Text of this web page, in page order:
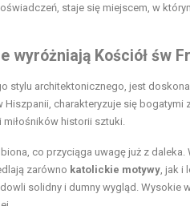
staje się miejscem, w
wyróżniają Kościół św
stylu architektonicznego, jest
Hiszpanii, charakteryzuje się
historii sztuki.
co przyciąga uwagę już z daleka.
zarówno katolickie motywy , jak
solidny i dumny wygląd. Wysokie